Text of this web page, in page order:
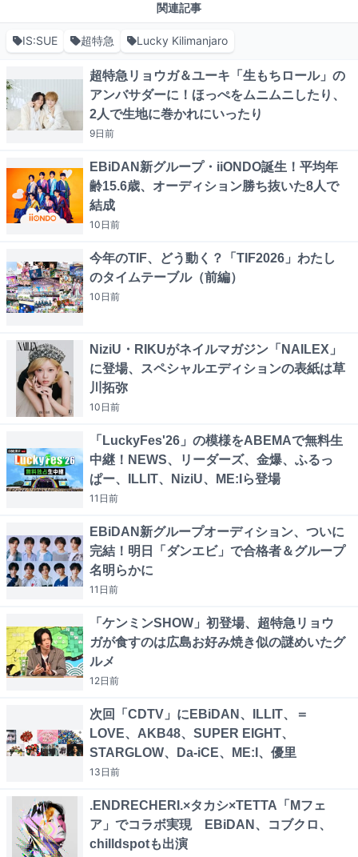
関連記事
IS:SUE 超特急 Lucky Kilimanjaro
超特急リョウガ＆ユーキ「生もちロール」の
アンバサダーに！ほっぺをムニムニしたり、
2人で生地に巻かれにいったり
9日前
EBiDAN新グループ・iiONDO誕生！平均年
齢15.6歳、オーディション勝ち抜いた8人で
結成
10日前
今年のTIF、どう動く？「TIF2026」わたし
のタイムテーブル（前編）
10日前
NiziU・RIKUがネイルマガジン「NAILEX」
に登場、スペシャルエディションの表紙は草
川拓弥
10日前
「LuckyFes'26」の模様をABEMAで無料生
中継！NEWS、リーダーズ、金爆、ふるっ
ぱー、ILLIT、NiziU、ME:Iら登場
11日前
EBiDAN新グループオーディション、ついに
完結！明日「ダンエビ」で合格者＆グループ
名明らかに
11日前
「ケンミンSHOW」初登場、超特急リョウ
ガが食すのは広島お好み焼き似の謎めいたグ
ルメ
12日前
次回「CDTV」にEBiDAN、ILLIT、＝
LOVE、AKB48、SUPER EIGHT、
STARGLOW、Da-iCE、ME:I、優里
13日前
.ENDRECHERI.×タカシ×TETTA「Mフェ
ア」でコラボ実現 EBiDAN、コブクロ、
chilldspotも出演